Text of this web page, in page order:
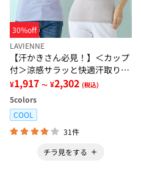
30%off
LAVIENNE
【汗かきさん必見！】＜カップ
付＞涼感サラッと快適汗取りタ
ンクトップインナー＜さらりラ
ボ＞
¥1,917 ～ ¥2,302 (税込)
5colors
COOL
31件
チラ見をする